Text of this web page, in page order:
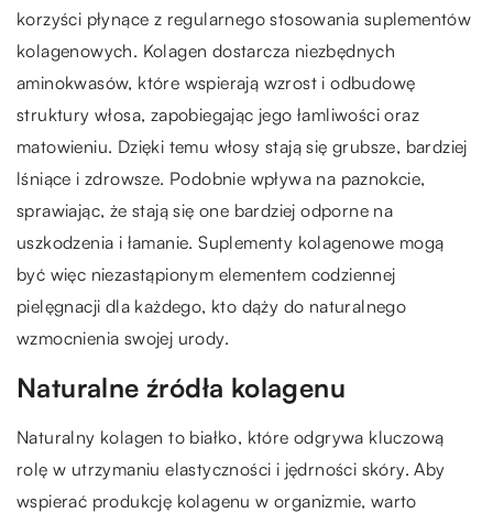
korzyści płynące z regularnego stosowania suplementów
kolagenowych. Kolagen dostarcza niezbędnych
aminokwasów, które wspierają wzrost i odbudowę
struktury włosa, zapobiegając jego łamliwości oraz
matowieniu. Dzięki temu włosy stają się grubsze, bardziej
lśniące i zdrowsze. Podobnie wpływa na paznokcie,
sprawiając, że stają się one bardziej odporne na
uszkodzenia i łamanie. Suplementy kolagenowe mogą
być więc niezastąpionym elementem codziennej
pielęgnacji dla każdego, kto dąży do naturalnego
wzmocnienia swojej urody.
Naturalne źródła kolagenu
Naturalny kolagen to białko, które odgrywa kluczową
rolę w utrzymaniu elastyczności i jędrności skóry. Aby
wspierać produkcję kolagenu w organizmie, warto